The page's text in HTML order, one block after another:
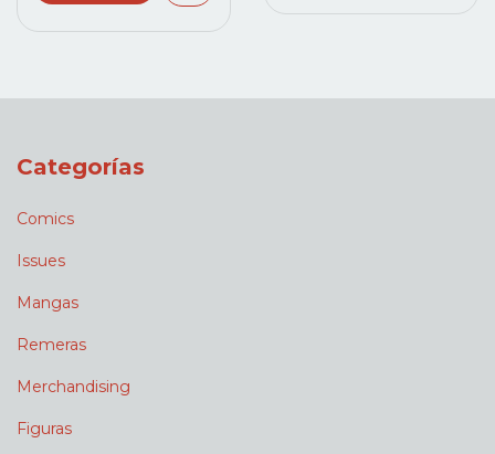
Categorías
Comics
Issues
Mangas
Remeras
Merchandising
Figuras